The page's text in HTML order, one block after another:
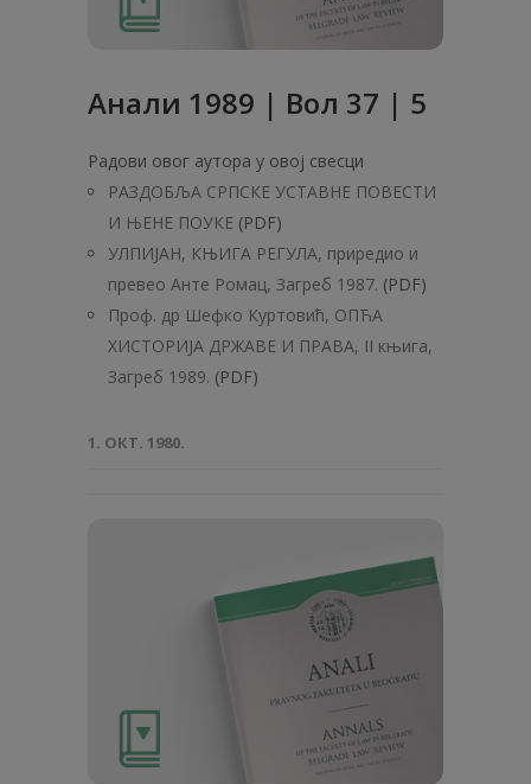
Анали 1989 | Вол 37 | 5
Радови овог аутора у овој свесци
РАЗДОБЉА СРПСКЕ УCTABHE ПОВЕСТИ
И ЊЕНЕ ПОУКЕ (PDF)
УЛПИЈАН, КЊИГА РЕГУЛА, приредио и
превео Анте Ромац, Загреб 1987. (PDF)
Проф. дp Шефко Куртовић, ОПЋА
ХИСТОРИЈА ДРЖАВЕ И ПРАВА, II књига,
Загреб 1989. (PDF)
1. ОКТ. 1980.